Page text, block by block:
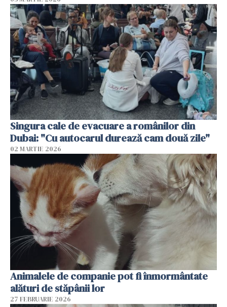
Singura cale de evacuare a românilor din
Dubai: "Cu autocarul durează cam două zile"
02 MARTIE 2026
Animalele de companie pot fi înmormântate
alături de stăpânii lor
27 FEBRUARIE 2026